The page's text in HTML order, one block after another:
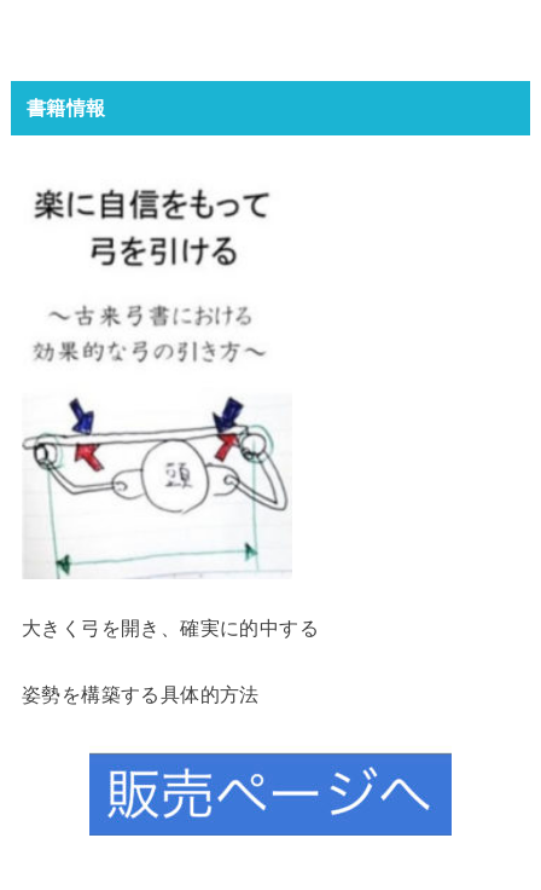
書籍情報
大きく弓を開き、確実に的中する
姿勢を構築する具体的方法